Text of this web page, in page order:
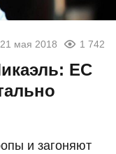
21 мая 2018 1 742
ЕС
и загоняют